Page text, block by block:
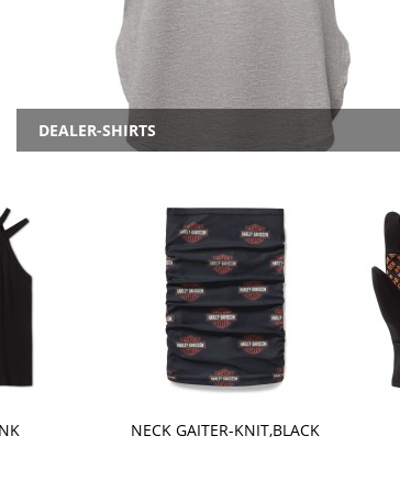
GLOVES BLACK
DEALER-SHIRTS